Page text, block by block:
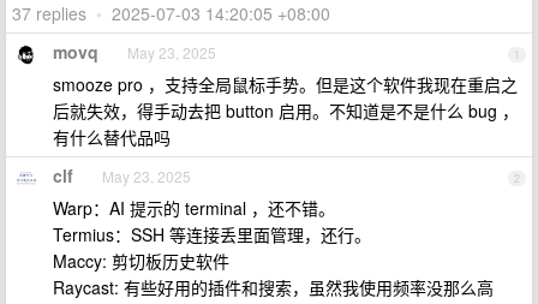
37 replies • 2025-07-03 14:20:05 +08:00
1
movq May 23, 2025
smooze pro ，支持全局鼠标手势。但是这个软件我现在重启之
后就失效，得手动去把 button 启用。不知道是不是什么 bug ，
有什么替代品吗
2
clf May 23, 2025
Warp：AI 提示的 terminal ，还不错。
Termius：SSH 等连接丢里面管理，还行。
Maccy: 剪切板历史软件
Raycast: 有些好用的插件和搜索，虽然我使用频率没那么高